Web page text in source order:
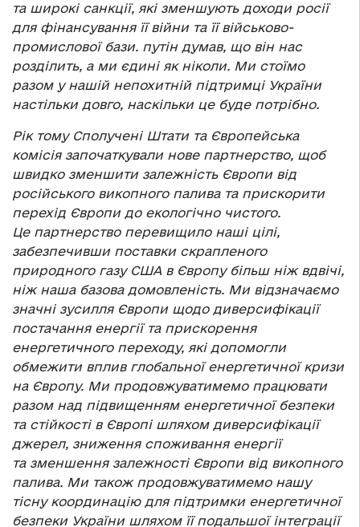
та широкі санкції, які зменшують доходи росії
для фінансування її війни та її військово-
промислової бази. путін думав, що він нас
розділить, а ми єдині як ніколи. Ми стоїмо
разом у нашій непохитній підтримці України
настільки довго, наскільки це буде потрібно.
Рік тому Сполучені Штати та Європейська
комісія започаткували нове партнерство, щоб
швидко зменшити залежність Європи від
російського викопного палива та прискорити
перехід Європи до екологічно чистого.
Це партнерство перевищило наші цілі,
забезпечивши поставки скрапленого
природного газу США в Європу більш ніж вдвічі,
ніж наша базова домовленість. Ми відзначаємо
значні зусилля Європи щодо диверсифікації
постачання енергії та прискорення
енергетичного переходу, які допомогли
обмежити вплив глобальної енергетичної кризи
на Європу. Ми продовжуватимемо працювати
разом над підвищенням енергетичної безпеки
та стійкості в Європі шляхом диверсифікації
джерел, зниження споживання енергії
та зменшення залежності Європи від викопного
палива. Ми також продовжуватимемо нашу
тісну координацію для підтримки енергетичної
безпеки України шляхом її подальшої інтеграції